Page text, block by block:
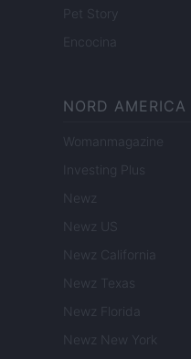
Pet Story
Encocina
NORD AMERICA
Womanmagazine
Investing Plus
Newz
Newz US
Newz California
Newz Texas
Newz Florida
Newz New York